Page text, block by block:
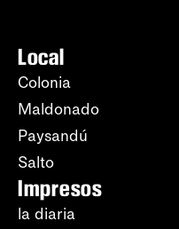
Local
Colonia
Maldonado
Paysandú
Salto
Impresos
la diaria